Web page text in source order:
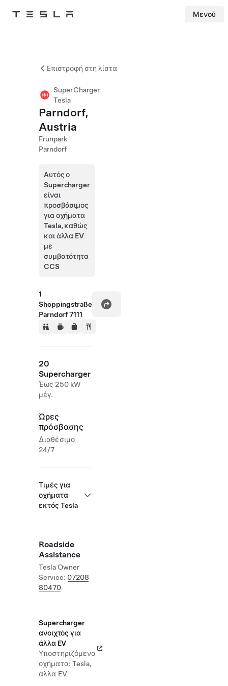
Tesla Μενού
Επιστροφή στη λίστα
SuperCharger
Tesla
Parndorf,
Austria
Frunpark
Parndorf
Αυτός ο
Supercharger
είναι
προσβάσιμος
για οχήματα
Tesla, καθώς
και άλλα EV
με
συμβατότητα
CCS
1
Shoppingstraße
Parndorf 7111
20
Supercharger
Έως 250 kW
μέγ.
Ώρες
πρόσβασης
Διαθέσιμο
24/7
Τιμές για
οχήματα
εκτός Tesla
Roadside
Assistance
Tesla Owner
Service: 07208
80470
Supercharger
ανοιχτός για
άλλα EV
Υποστηριζόμενα
οχήματα: Tesla,
άλλα EV